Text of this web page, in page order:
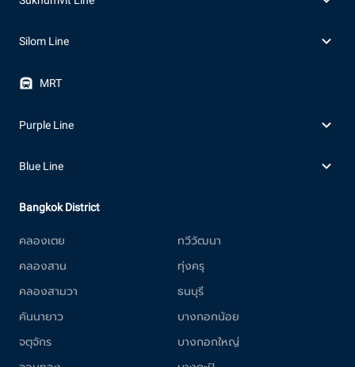
Silom Line
MRT
Purple Line
Blue Line
Bangkok District
คลองเตย
คลองสาน
คลองสามวา
คันนายาว
จตุจักร
ทวีวัฒนา
ทุ่งครุ
ธนบุรี
บางกอกน้อย
บางกอกใหญ่